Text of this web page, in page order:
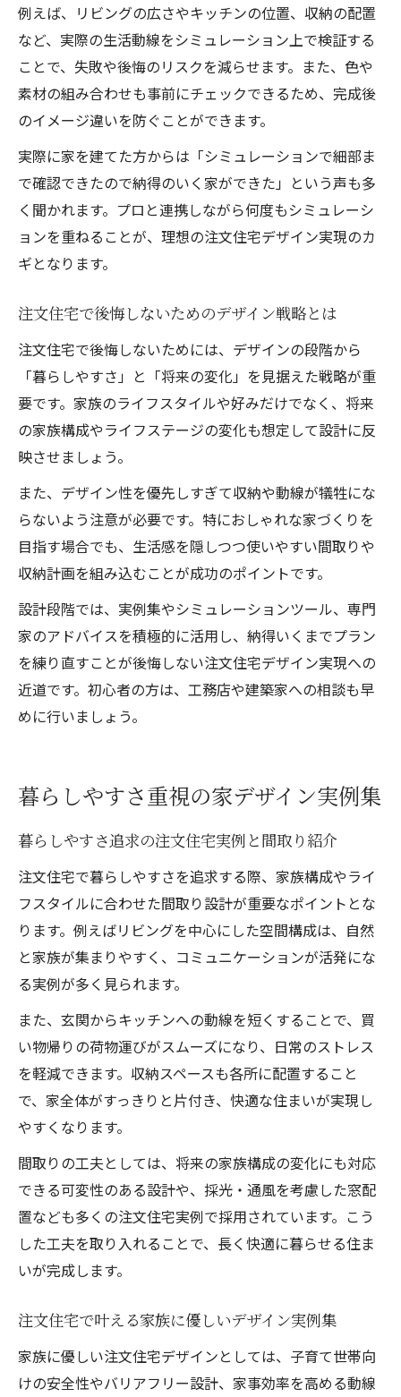
例えば、リビングの広さやキッチンの位置、収納の配置
など、実際の生活動線をシミュレーション上で検証する
ことで、失敗や後悔のリスクを減らせます。また、色や
素材の組み合わせも事前にチェックできるため、完成後
のイメージ違いを防ぐことができます。
実際に家を建てた方からは「シミュレーションで細部ま
で確認できたので納得のいく家ができた」という声も多
く聞かれます。プロと連携しながら何度もシミュレーシ
ョンを重ねることが、理想の注文住宅デザイン実現のカ
ギとなります。
注文住宅で後悔しないためのデザイン戦略とは
注文住宅で後悔しないためには、デザインの段階から
「暮らしやすさ」と「将来の変化」を見据えた戦略が重
要です。家族のライフスタイルや好みだけでなく、将来
の家族構成やライフステージの変化も想定して設計に反
映させましょう。
また、デザイン性を優先しすぎて収納や動線が犠牲にな
らないよう注意が必要です。特におしゃれな家づくりを
目指す場合でも、生活感を隠しつつ使いやすい間取りや
収納計画を組み込むことが成功のポイントです。
設計段階では、実例集やシミュレーションツール、専門
家のアドバイスを積極的に活用し、納得いくまでプラン
を練り直すことが後悔しない注文住宅デザイン実現への
近道です。初心者の方は、工務店や建築家への相談も早
めに行いましょう。
暮らしやすさ重視の家デザイン実例集
暮らしやすさ追求の注文住宅実例と間取り紹介
注文住宅で暮らしやすさを追求する際、家族構成やライ
フスタイルに合わせた間取り設計が重要なポイントとな
ります。例えばリビングを中心にした空間構成は、自然
と家族が集まりやすく、コミュニケーションが活発にな
る実例が多く見られます。
また、玄関からキッチンへの動線を短くすることで、買
い物帰りの荷物運びがスムーズになり、日常のストレス
を軽減できます。収納スペースも各所に配置すること
で、家全体がすっきりと片付き、快適な住まいが実現し
やすくなります。
間取りの工夫としては、将来の家族構成の変化にも対応
できる可変性のある設計や、採光・通風を考慮した窓配
置なども多くの注文住宅実例で採用されています。こう
した工夫を取り入れることで、長く快適に暮らせる住ま
いが完成します。
注文住宅で叶える家族に優しいデザイン実例集
家族に優しい注文住宅デザインとしては、子育て世帯向
けの安全性やバリアフリー設計、家事効率を高める動線